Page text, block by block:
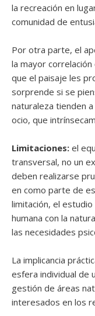
la recreación en
comunidad de
Por otra parte, el
la mayor
que el paisaje les
sorprende si se
naturaleza tienden
ocio, que
Limitaciones: el
transversal, no un
deben realizarse
en como parte de
limitación, el
humana con la
las necesidades
La implicancia
esfera individual de
gestión de áreas
interesados en los